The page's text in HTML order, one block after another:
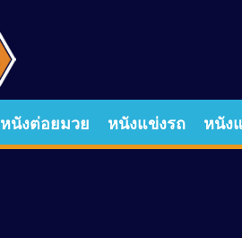
หนังต่อยมวย หนังแข่งรถ หนัง